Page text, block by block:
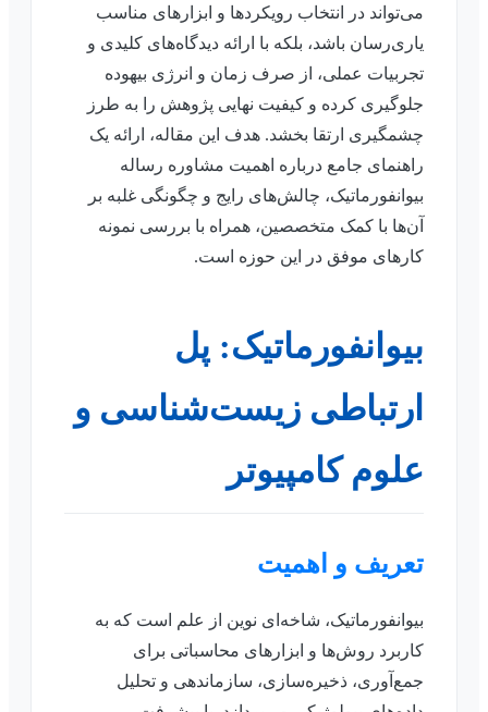
می‌تواند در انتخاب رویکردها و ابزارهای مناسب
یاری‌رسان باشد، بلکه با ارائه دیدگاه‌های کلیدی و
تجربیات عملی، از صرف زمان و انرژی بیهوده
جلوگیری کرده و کیفیت نهایی پژوهش را به طرز
چشمگیری ارتقا بخشد. هدف این مقاله، ارائه یک
راهنمای جامع درباره اهمیت مشاوره رساله
بیوانفورماتیک، چالش‌های رایج و چگونگی غلبه بر
آن‌ها با کمک متخصصین، همراه با بررسی نمونه
کارهای موفق در این حوزه است.
بیوانفورماتیک: پل
ارتباطی زیست‌شناسی و
علوم کامپیوتر
تعریف و اهمیت
بیوانفورماتیک، شاخه‌ای نوین از علم است که به
کاربرد روش‌ها و ابزارهای محاسباتی برای
جمع‌آوری، ذخیره‌سازی، سازماندهی و تحلیل